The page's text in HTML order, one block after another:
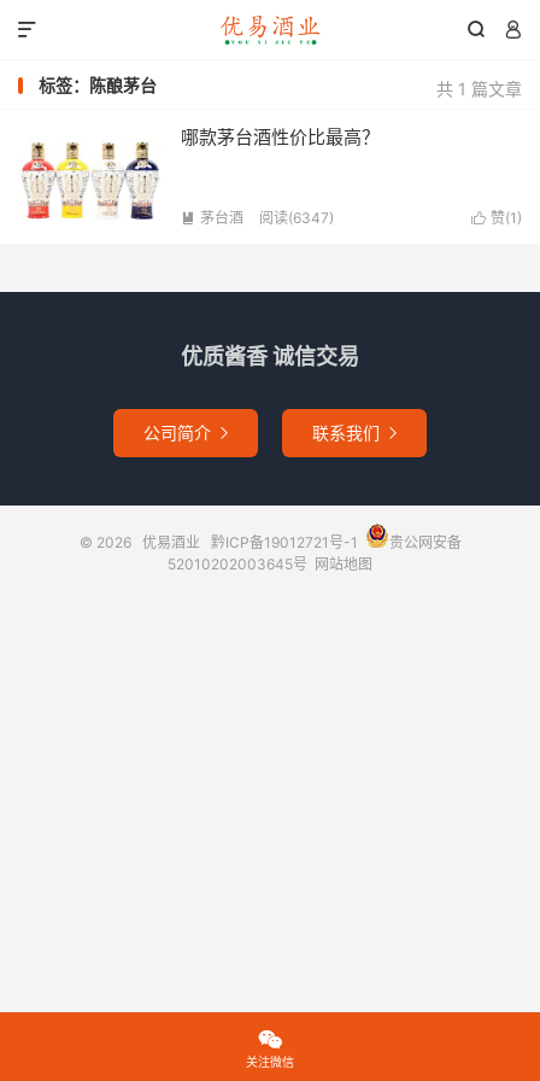
 

共 1 篇文章
标签：陈酿茅台
哪款茅台酒性价比最高？
 赞(1 )
 茅台酒 阅读(6347)
优质酱香 诚信交易
公司简介  联系我们 
© 2026 优易酒业 黔ICP备19012721号-1
贵公网安备
52010202003645号 网站地图

关注微信